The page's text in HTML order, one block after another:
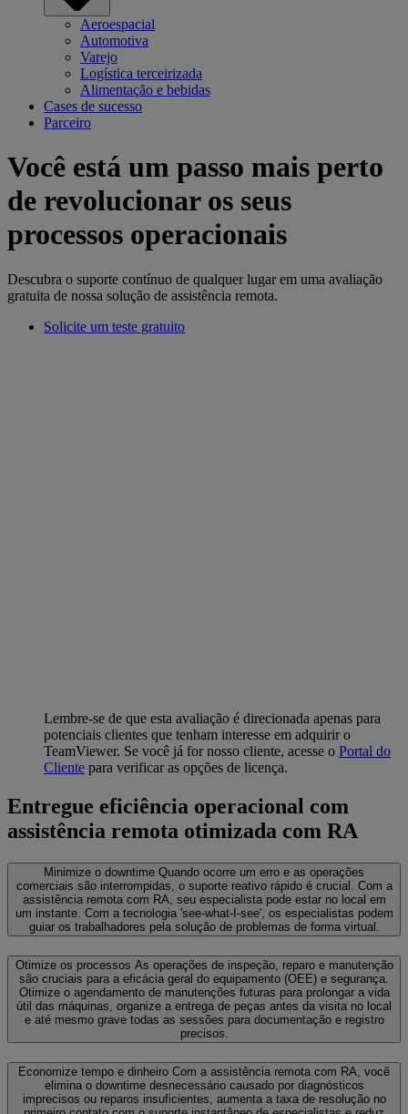
Aeroespacial
Automotiva
Varejo
Logística terceirizada
Alimentação e bebidas
Cases de sucesso
Parceiro
Você está um passo mais perto
de revolucionar os seus
processos operacionais
Descubra o suporte contínuo de qualquer lugar em uma avaliação
gratuita de nossa solução de assistência remota.
Solicite um teste gratuito
Lembre-se de que esta avaliação é direcionada apenas para
potenciais clientes que tenham interesse em adquirir o
TeamViewer. Se você já for nosso cliente, acesse o Portal do
Cliente para verificar as opções de licença.
Entregue eficiência operacional com
assistência remota otimizada com RA
Minimize o downtime Quando ocorre um erro e as operações
comerciais são interrompidas, o suporte reativo rápido é crucial. Com a
assistência remota com RA, seu especialista pode estar no local em
um instante. Com a tecnologia 'see-what-I-see', os especialistas podem
guiar os trabalhadores pela solução de problemas de forma virtual.
Otimize os processos As operações de inspeção, reparo e manutenção
são cruciais para a eficácia geral do equipamento (OEE) e segurança.
Otimize o agendamento de manutenções futuras para prolongar a vida
útil das máquinas, organize a entrega de peças antes da visita no local
e até mesmo grave todas as sessões para documentação e registro
precisos.
Economize tempo e dinheiro Com a assistência remota com RA, você
elimina o downtime desnecessário causado por diagnósticos
imprecisos ou reparos insuficientes, aumenta a taxa de resolução no